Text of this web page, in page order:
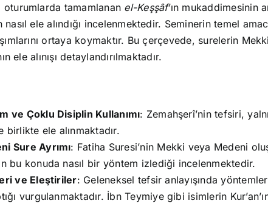
tamamlanan el-Keşşâf’ın mukaddimesinin
nasıl ele alındığı incelenmektedir. Seminerin temel
ortaya koymaktır. Bu çerçevede, surelerin
ele alınışı detaylandırılmaktadır.
ve Çoklu Disiplin Kullanımı: Zemahşerî’nin tefsiri,
birlikte ele alınmaktadır.
Sure Ayrımı: Fatiha Suresi’nin Mekki veya Medeni
bu konuda nasıl bir yöntem izlediği incelenmektedir.
ve Eleştiriler: Geleneksel tefsir anlayışında
vurgulanmaktadır. İbn Teymiye gibi isimlerin